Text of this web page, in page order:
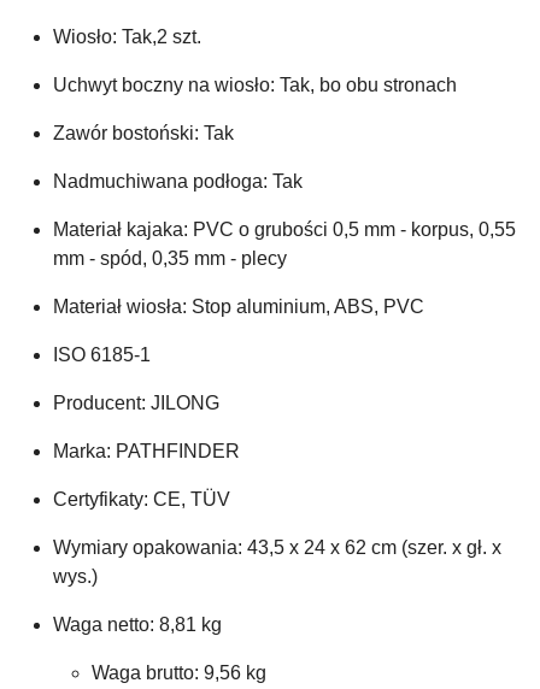
Wiosło: Tak,2 szt.
Uchwyt boczny na wiosło: Tak, bo obu stronach
Zawór bostoński: Tak
Nadmuchiwana podłoga: Tak
Materiał kajaka: PVC o grubości 0,5 mm - korpus, 0,55
mm - spód, 0,35 mm - plecy
Materiał wiosła: Stop aluminium, ABS, PVC
ISO 6185-1
Producent: JILONG
Marka: PATHFINDER
Certyfikaty: CE, TÜV
Wymiary opakowania: 43,5 x 24 x 62 cm (szer. x gł. x
wys.)
Waga netto: 8,81 kg
Waga brutto: 9,56 kg